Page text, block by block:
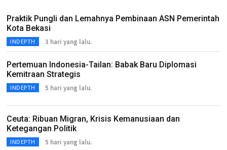
Praktik Pungli dan Lemahnya Pembinaan ASN Pemerintah
Kota Bekasi
INDEPTH 3 hari yang lalu.
Pertemuan Indonesia-Tailan: Babak Baru Diplomasi
Kemitraan Strategis
INDEPTH 5 hari yang lalu.
Ceuta: Ribuan Migran, Krisis Kemanusiaan dan
Ketegangan Politik
INDEPTH 5 hari yang lalu.